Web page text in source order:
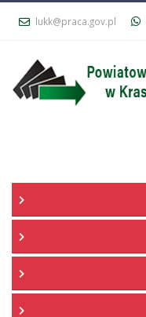
lukk@praca.gov.pl